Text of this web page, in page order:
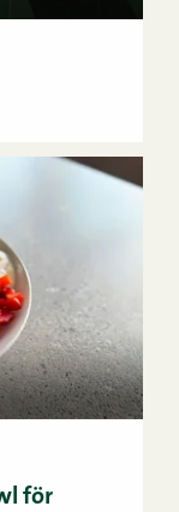
för